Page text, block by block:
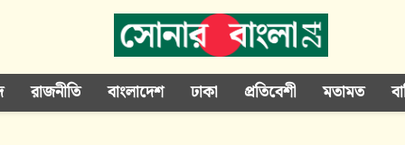
রাজনীতি বাংলাদেশ ঢাকা প্রতিবেশী মতামত